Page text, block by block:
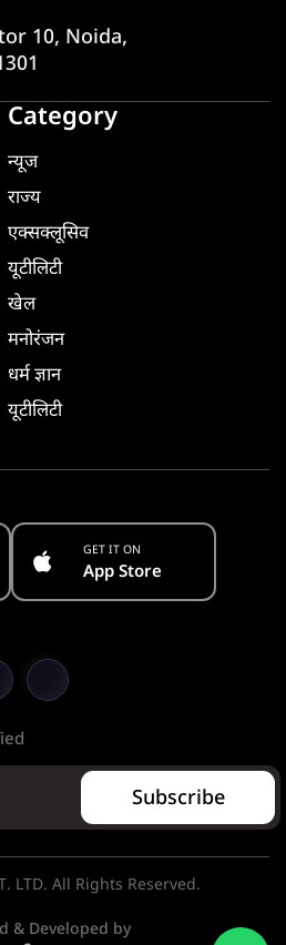
10, Noida,
Category
न्यूज
राज्य
एक्सक्लूसिव
यूटीलिटी
खेल
मनोरंजन
धर्म ज्ञान
यूटीलिटी
GET IT ON
App Store
Subscribe
LTD. All Rights Reserved.
& Developed by